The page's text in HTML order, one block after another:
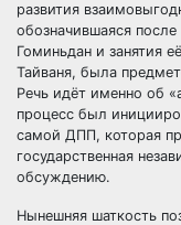
развития
обозначившаяся
Гоминьдан и занятия
Тайваня, была
Речь идёт именно об
процесс был
самой ДПП, которая
государственная
обсуждению.
Нынешняя шаткость